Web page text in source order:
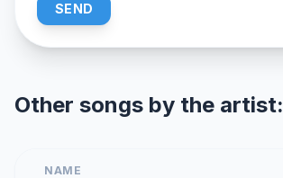
SEND
Other songs by the artist:
NAME